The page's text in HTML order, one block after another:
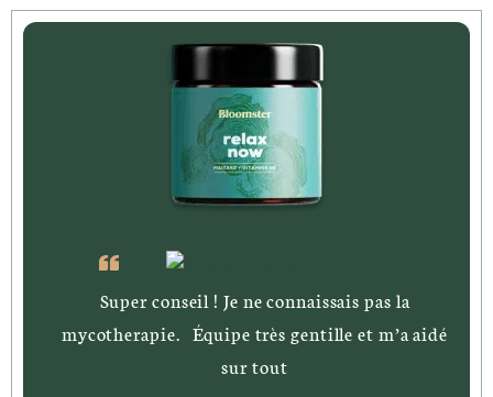
Super conseil ! Je ne connaissais pas la
mycotherapie. Équipe très gentille et m’a aidé
sur tout